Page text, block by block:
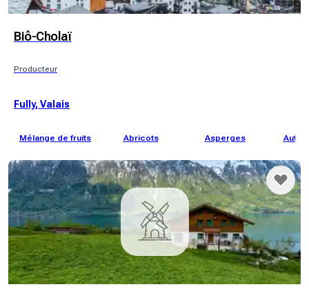
Biô-Cholaï
Producteur
Fully, Valais
Mélange de fruits Abricots Asperges